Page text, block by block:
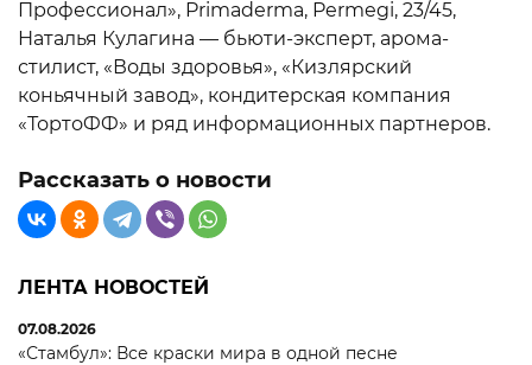
Профессионал», Primaderma, Permegi, 23/45,
Наталья Кулагина — бьюти-эксперт, арома-
стилист, «Воды здоровья», «Кизлярский
коньячный завод», кондитерская компания
«ТортоФФ» и ряд информационных партнеров.
Рассказать о новости
ЛЕНТА НОВОСТЕЙ
07.08.2026
«Стамбул»: Все краски мира в одной песне